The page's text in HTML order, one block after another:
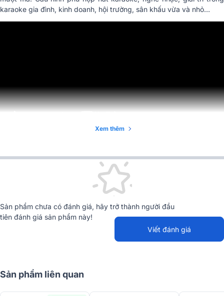
karaoke gia đình, kinh doanh, hội trường, sân khấu vừa và nhỏ…
gồm:
Xem thêm
Sản phẩm chưa có đánh giá, hãy trở thành người đầu
tiên đánh giá sản phẩm này!
Viết đánh giá
Sản phẩm liên quan